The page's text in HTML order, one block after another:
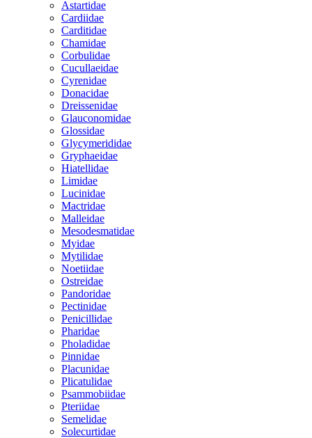
Astartidae
Cardiidae
Carditidae
Chamidae
Corbulidae
Cucullaeidae
Cyrenidae
Donacidae
Dreissenidae
Glauconomidae
Glossidae
Glycymerididae
Gryphaeidae
Hiatellidae
Limidae
Lucinidae
Mactridae
Malleidae
Mesodesmatidae
Myidae
Mytilidae
Noetiidae
Ostreidae
Pandoridae
Pectinidae
Penicillidae
Pharidae
Pholadidae
Pinnidae
Placunidae
Plicatulidae
Psammobiidae
Pteriidae
Semelidae
Solecurtidae